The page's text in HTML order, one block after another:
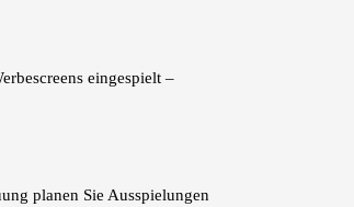
eingespielt –
planen Sie Ausspielungen